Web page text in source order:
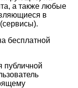
а также любые
в
бесплатной
публичной